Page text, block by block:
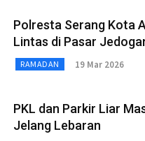
Polresta Serang Kota
Lintas di Pasar
RAMADAN 19 Mar 2026
PKL dan Parkir Liar
Jelang Lebaran